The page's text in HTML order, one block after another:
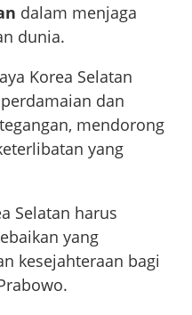
dalam menjaga
dunia.
Korea Selatan
dan
mendorong
yang
Selatan harus
yang
kesejahteraan bagi